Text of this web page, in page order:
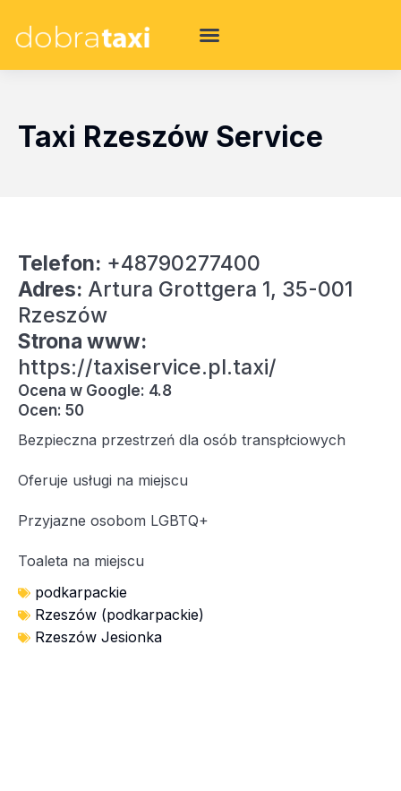
Taxi Rzeszów Service
Telefon: +48790277400
Adres: Artura Grottgera 1, 35-001
Rzeszów
Strona www:
https://taxiservice.pl.taxi/
Ocena w Google: 4.8
Ocen: 50
Bezpieczna przestrzeń dla osób transpłciowych
Oferuje usługi na miejscu
Przyjazne osobom LGBTQ+
Toaleta na miejscu
podkarpackie
Rzeszów (podkarpackie)
Rzeszów Jesionka